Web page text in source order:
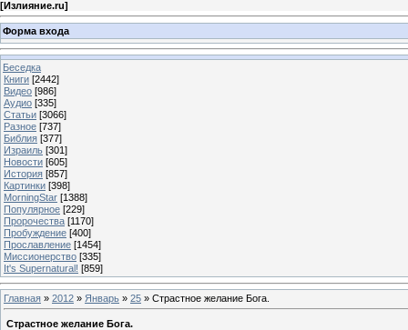
[Излияние.ru]
Форма входа
Беседка
Книги [2442]
Видео [986]
Аудио [335]
Статьи [3066]
Разное [737]
Библия [377]
Израиль [301]
Новости [605]
История [857]
Картинки [398]
MorningStar [1388]
Популярное [229]
Пророчества [1170]
Пробуждение [400]
Прославление [1454]
Миссионерство [335]
It's Supernatural! [859]
Главная » 2012 » Январь » 25 » Страстное желание Бога.
Страстное желание Бога.